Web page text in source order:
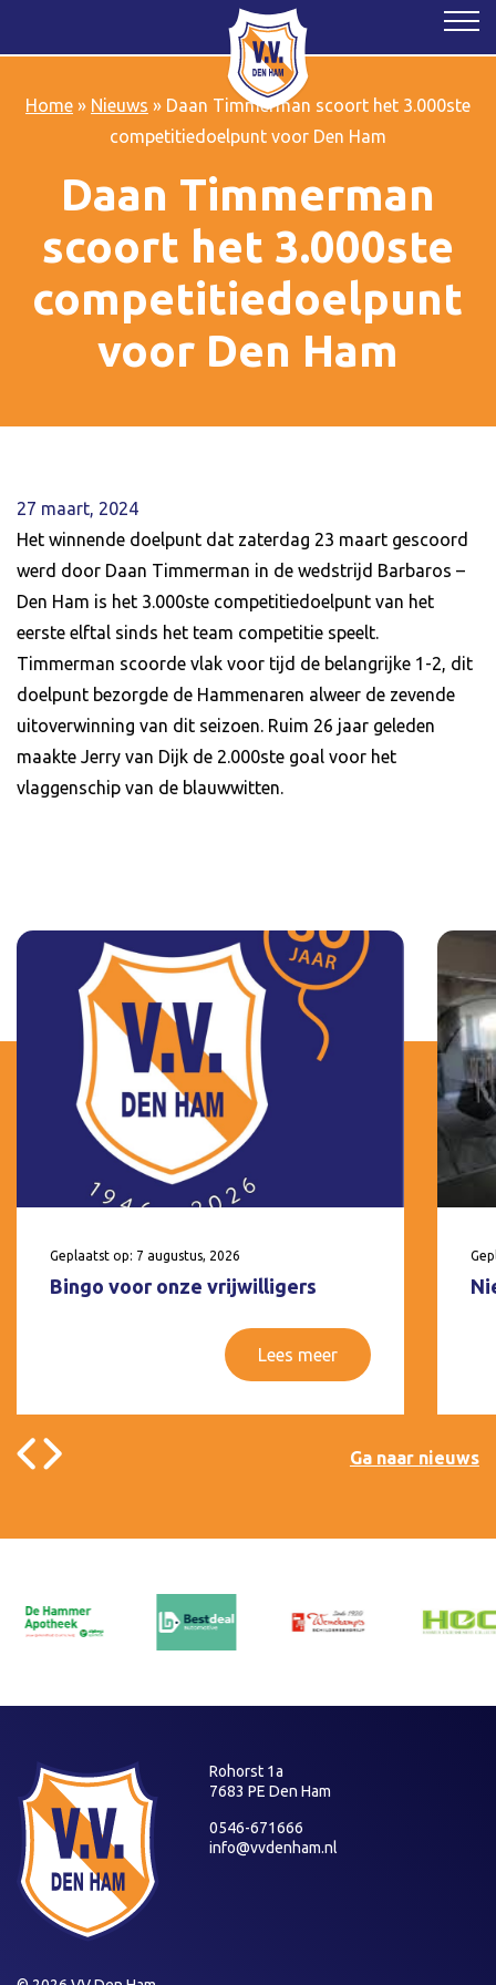
Home» Nieuws » Daan Timmerman scoort het 3.000ste
competitiedoelpunt voor Den Ham
Daan Timmerman
scoort het 3.000ste
competitiedoelpunt
voor Den Ham
27 maart, 2024
Het winnende doelpunt dat zaterdag 23 maart gescoord
werd door Daan Timmerman in de wedstrijd Barbaros –
Den Ham is het 3.000ste competitiedoelpunt van het
eerste elftal sinds het team competitie speelt.
Timmerman scoorde vlak voor tijd de belangrijke 1-2, dit
doelpunt bezorgde de Hammenaren alweer de zevende
uitoverwinning van dit seizoen. Ruim 26 jaar geleden
maakte Jerry van Dijk de 2.000ste goal voor het
vlaggenschip van de blauwwitten.
Geplaatst op: 7 augustus, 2026
Bingo voor onze vrijwilligers
Lees meer
Ga naar nieuws
Rohorst 1a
7683 PE Den Ham
0546-671666
info@vvdenham.nl